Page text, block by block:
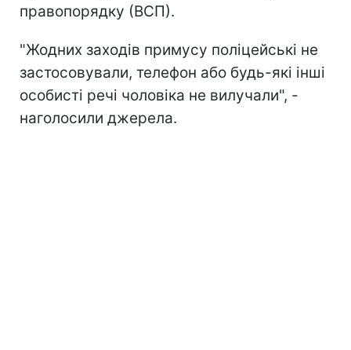
правопорядку (ВСП).
"Жодних заходів примусу поліцейські не
застосовували, телефон або будь-які інші
особисті речі чоловіка не вилучали", -
наголосили джерела.